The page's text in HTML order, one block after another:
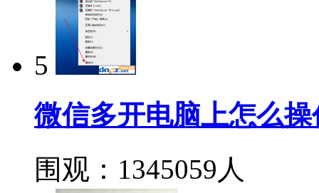
5
微信多开电脑上怎么
围观：1345059人